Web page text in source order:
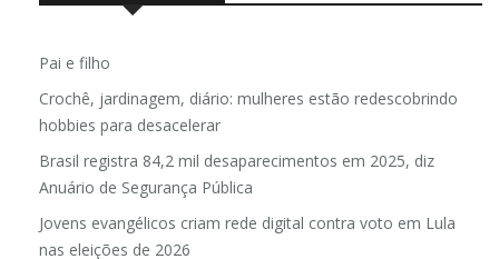
Pai e filho
Crochê, jardinagem, diário: mulheres estão redescobrindo
hobbies para desacelerar
Brasil registra 84,2 mil desaparecimentos em 2025, diz
Anuário de Segurança Pública
Jovens evangélicos criam rede digital contra voto em Lula
nas eleições de 2026